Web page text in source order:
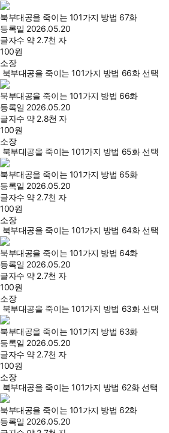
북부대공을 죽이는 101가지 방법 67화
등록일 2026.05.20
글자수 약 2.7천 자
100원
소장
북부대공을 죽이는 101가지 방법 66화 선택
북부대공을 죽이는 101가지 방법 66화
등록일 2026.05.20
글자수 약 2.8천 자
100원
소장
북부대공을 죽이는 101가지 방법 65화 선택
북부대공을 죽이는 101가지 방법 65화
등록일 2026.05.20
글자수 약 2.7천 자
100원
소장
북부대공을 죽이는 101가지 방법 64화 선택
북부대공을 죽이는 101가지 방법 64화
등록일 2026.05.20
글자수 약 2.7천 자
100원
소장
북부대공을 죽이는 101가지 방법 63화 선택
북부대공을 죽이는 101가지 방법 63화
등록일 2026.05.20
글자수 약 2.7천 자
100원
소장
북부대공을 죽이는 101가지 방법 62화 선택
북부대공을 죽이는 101가지 방법 62화
등록일 2026.05.20